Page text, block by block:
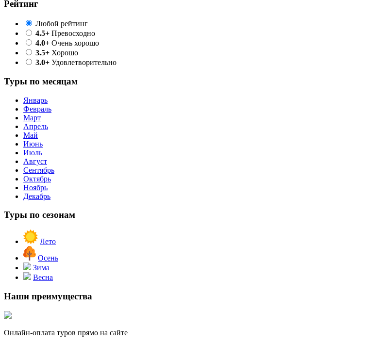
Рейтинг
Любой рейтинг
4.5+ Превосходно
4.0+ Очень хорошо
3.5+ Хорошо
3.0+ Удовлетворительно
Туры по месяцам
Январь
Февраль
Март
Апрель
Май
Июнь
Июль
Август
Сентябрь
Октябрь
Ноябрь
Декабрь
Туры по сезонам
Лето
Осень
Зима
Весна
Наши преимущества
Онлайн-оплата туров прямо на сайте